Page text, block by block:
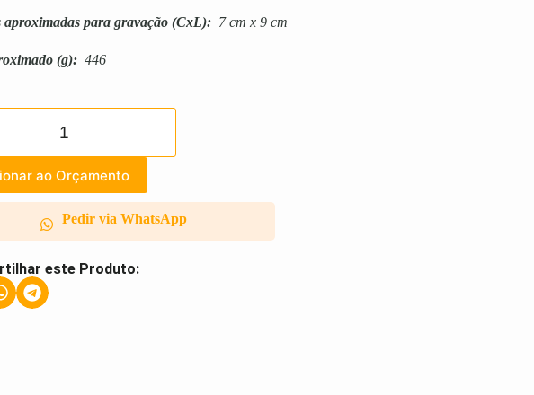
aproximadas para gravação (CxL): 7 cm x 9 cm
(g): 446
ao Orçamento
Pedir via WhatsApp
este Produto: